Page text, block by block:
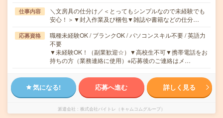
仕事内容
＼文房具の仕分け／＜とってもシンプルなので未経験でも
安心！＞▼封入作業及び梱包▼雑誌や書籍などの仕分…
応募資格
職種未経験OK / ブランクOK / パソコンスキル不要 / 英語力
不要
▼未経験OK！（副業歓迎☆）▼高校生不可▼携帯電話をお
持ちの方（業務連絡に使用）※応募後のご連絡はメ…
気になる! 応募へ進む 詳しく見る
派遣会社 株式会社バイトレ（キャムコムグループ）